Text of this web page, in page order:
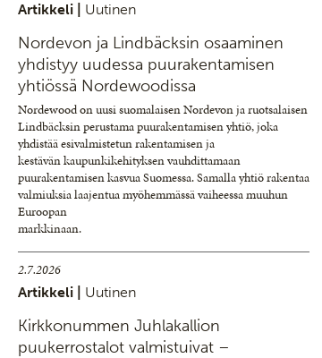
Artikkeli | Uutinen
Nordevon ja Lindbäcksin osaaminen
yhdistyy uudessa puurakentamisen
yhtiössä Nordewoodissa
Nordewood on uusi suomalaisen Nordevon ja ruotsalaisen
Lindbäcksin perustama puurakentamisen yhtiö, joka
yhdistää esivalmistetun rakentamisen ja
kestävän kaupunkikehityksen vauhdittamaan
puurakentamisen kasvua Suomessa. Samalla yhtiö rakentaa
valmiuksia laajentua myöhemmässä vaiheessa muuhun
Euroopan
markkinaan.
2.7.2026
Artikkeli | Uutinen
Kirkkonummen Juhlakallion
puukerrostalot valmistuivat –